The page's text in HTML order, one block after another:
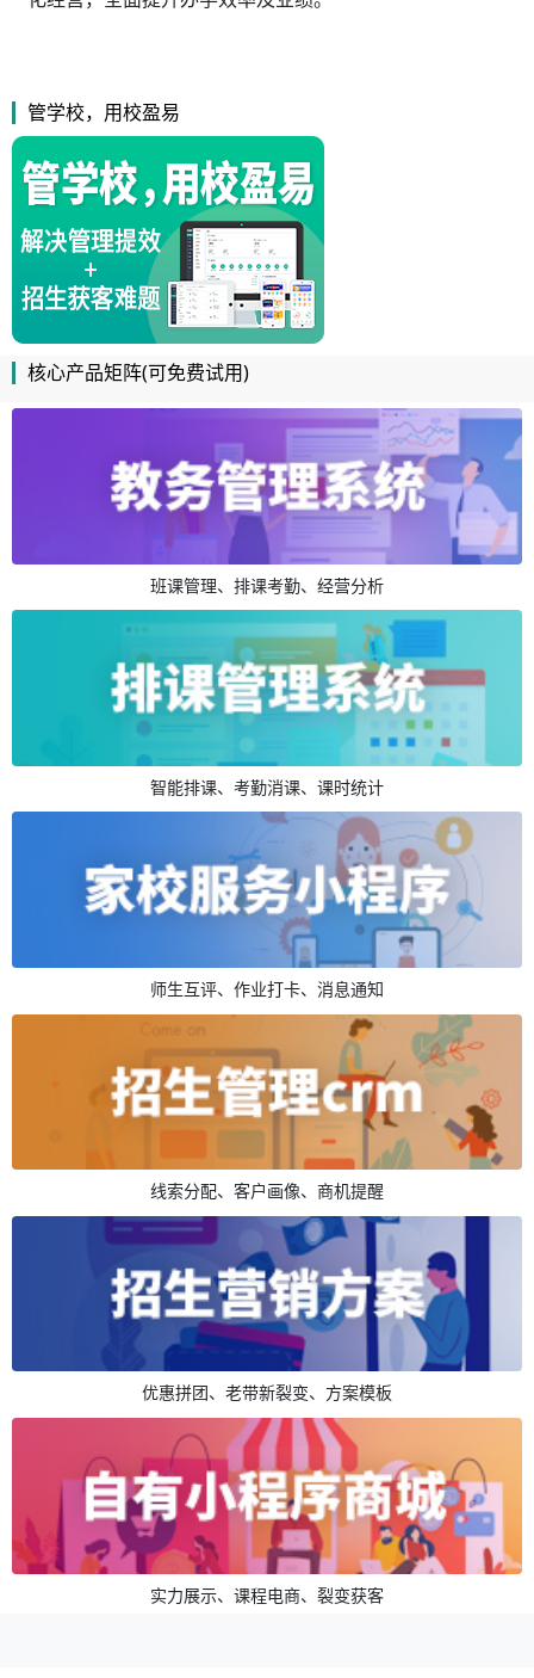
管学校，用校盈易
核心产品矩阵(可免费试用)
班课管理、排课考勤、经营分析
智能排课、考勤消课、课时统计
师生互评、作业打卡、消息通知
线索分配、客户画像、商机提醒
优惠拼团、老带新裂变、方案模板
实力展示、课程电商、裂变获客